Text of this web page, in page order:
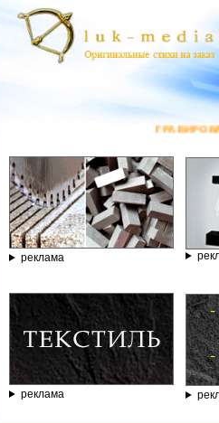
ГРАВИРОВАЛЬНЫЕ И
реклама
реклама